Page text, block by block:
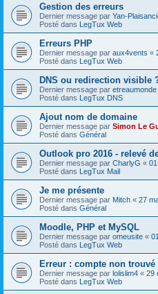
Gestion des erreurs
Dernier message par Yan-
Posté dans LegTux Web
Erreurs PHP
Dernier message par aux4vents «
Posté dans LegTux Web
DNS ou redirection visible
Dernier message par etreaumonde
Posté dans LegTux DNS
Ajout nom de domaine
Dernier message par Simon Le
Posté dans Général
Outlook pro 2016 - relevé
Dernier message par CharlyG «
Posté dans LegTux Mail
Je me présente
Dernier message par Mitch « 27
Posté dans Général
Moodle, PHP et MySQL
Dernier message par omeusite «
Posté dans LegTux Web
Erreur : compte non trouvé
Dernier message par lolislim4 « 29
Posté dans LegTux Web